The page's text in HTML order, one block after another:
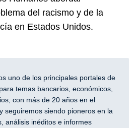
del racismo y de la
en Estados Unidos.
uno de los principales portales de
temas bancarios, económicos,
con más de 20 años en el
seguiremos siendo pioneros en la
análisis inéditos e informes